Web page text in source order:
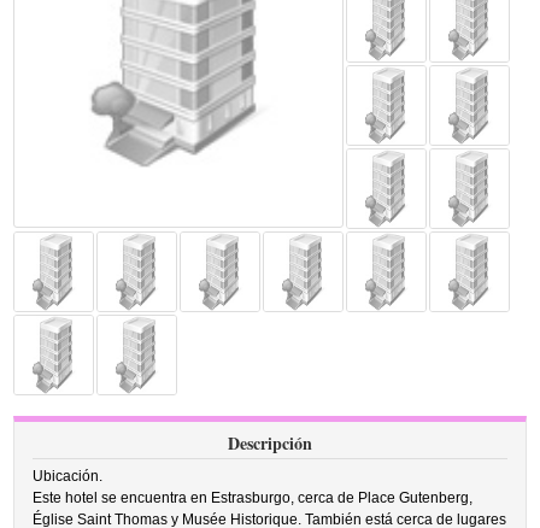
Descripción
Ubicación.
Este hotel se encuentra en Estrasburgo, cerca de Place Gutenberg,
Église Saint Thomas y Musée Historique. También está cerca de lugares